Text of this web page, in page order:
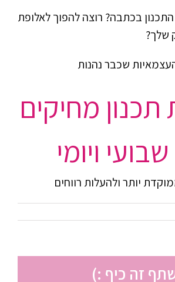
בכתבה? רוצה להפוך לאלופת
שלך?
שכבר נהנות
תכנון מחיקים
ויומי
יותר ולהעלות רווחים
זה כיף :)